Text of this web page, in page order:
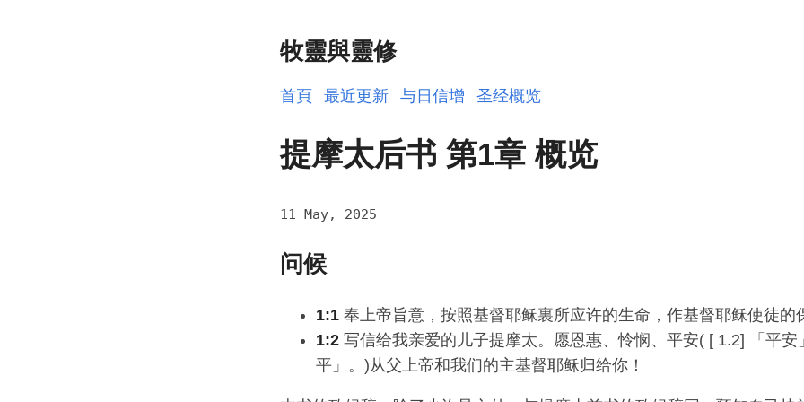
牧靈與靈修
首頁 最近更新 与日信增 圣经概览
提摩太后书 第1章 概览
11 May, 2025
问候
1:1 奉上帝旨意，按照基督耶稣裏所应许的生命，作基督耶稣使徒的
1:2 写信给我亲爱的儿子提摩太。愿恩惠、怜悯、平安( [ 1.2] 「平安
平」。)从父上帝和我们的主基督耶稣归给你！